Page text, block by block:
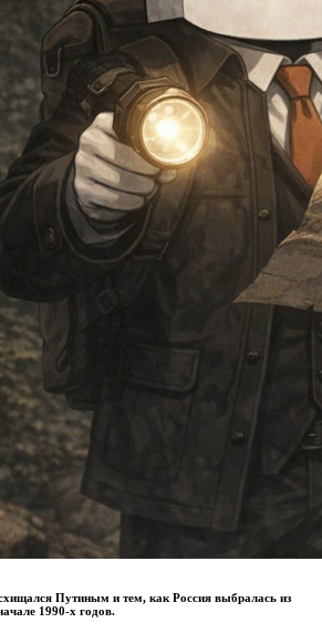
Путиным и тем, как Россия выбралась из
1990-х годов.